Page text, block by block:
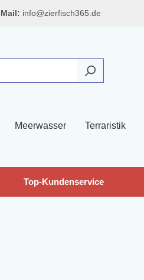
info@zierfisch365.de
Meerwasser Terraristik
Top-Kundenservice